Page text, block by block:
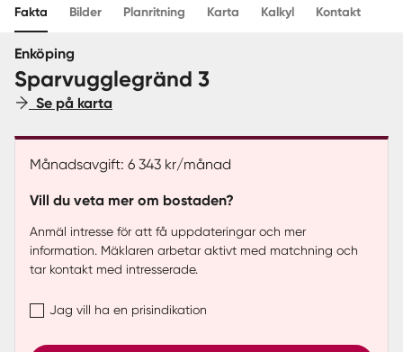
Sverige
Fakta Bilder Planritning Karta Kalkyl Kontakt
Enköping
Sparvugglegränd 3
Se på karta
Månadsavgift: 6 343 kr/månad
Vill du veta mer om bostaden?
Anmäl intresse för att få uppdateringar och mer
information. Mäklaren arbetar aktivt med matchning och
tar kontakt med intresserade.
Jag vill ha en prisindikation